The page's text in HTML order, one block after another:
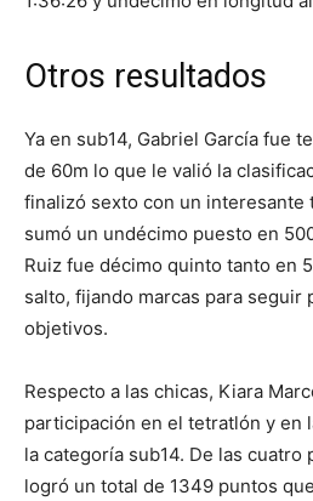
Otros resultados
Ya en sub14, Gabriel García fue
de 60m lo que le valió la
finalizó sexto con un interesante
sumó un undécimo puesto en
Ruiz fue décimo quinto tanto en
salto, fijando marcas para seguir
objetivos.
Respecto a las chicas, Kiara
participación en el tetratlón y en
la categoría sub14. De las cuatro
logró un total de 1349 puntos